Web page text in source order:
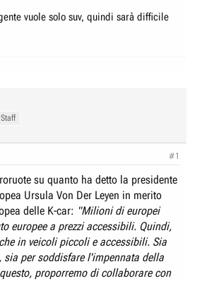
vuole solo suv, quindi sarà difficile
#1
su quanto ha detto la presidente
Ursula Von Der Leyen in merito
delle K-car: "Milioni di europei
europee a prezzi accessibili. Quindi,
in veicoli piccoli e accessibili. Sia
sia per soddisfare l'impennata della
proporremo di collaborare con